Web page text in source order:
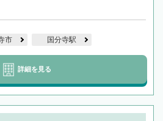
市 国分寺駅
詳細を見る